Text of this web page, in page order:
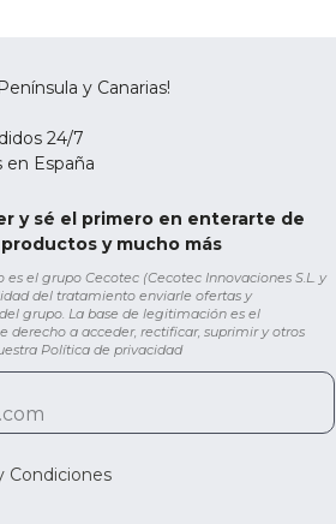
y Canarias!
24/7
en España
y sé el primero en enterarte de
y mucho más
el grupo Cecotec (Cecotec Innovaciones S.L. y
del tratamiento enviarle ofertas y
grupo. La base de legitimación es el
derecho a acceder, rectificar, suprimir y otros
Política de privacidad
Condiciones